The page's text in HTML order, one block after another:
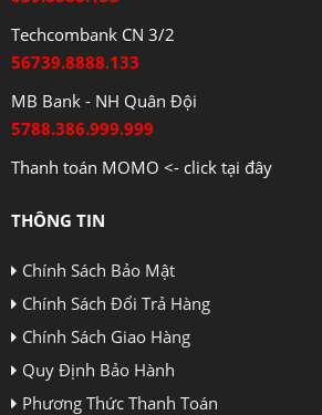
Techcombank CN 3/2
56739.8888.133
MB Bank - NH Quân Đội
5788.386.999.999
Thanh toán MOMO <- click tại đây
THÔNG TIN
Chính Sách Bảo Mật
Chính Sách Đổi Trả Hàng
Chính Sách Giao Hàng
Quy Định Bảo Hành
Phương Thức Thanh Toán